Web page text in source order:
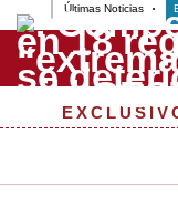
Últimas Noticias
Lo último
Peru Quiosco
Management & Empleo